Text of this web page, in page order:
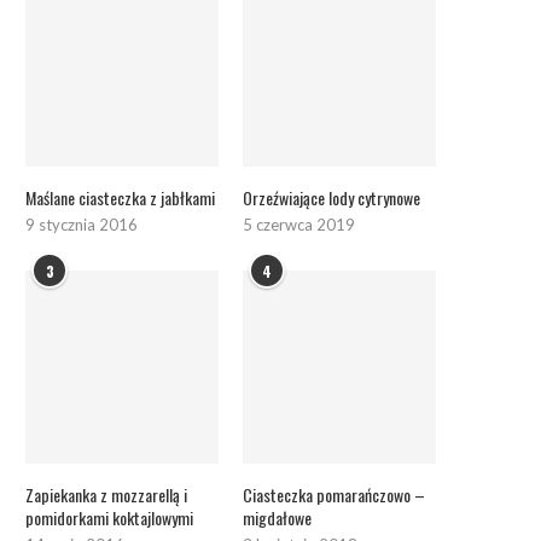
Maślane ciasteczka z jabłkami
9 stycznia 2016
Orzeźwiające lody cytrynowe
5 czerwca 2019
3
Zapiekanka z mozzarellą i
pomidorkami koktajlowymi
4
Ciasteczka pomarańczowo –
migdałowe